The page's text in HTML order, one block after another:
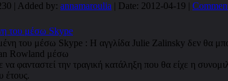
| Added by: annamaroulia | Date: 2012-04-19 |
του μέσω Skype
φανταστεί την τραγική κατάληξη που θα είχε η
έτους.